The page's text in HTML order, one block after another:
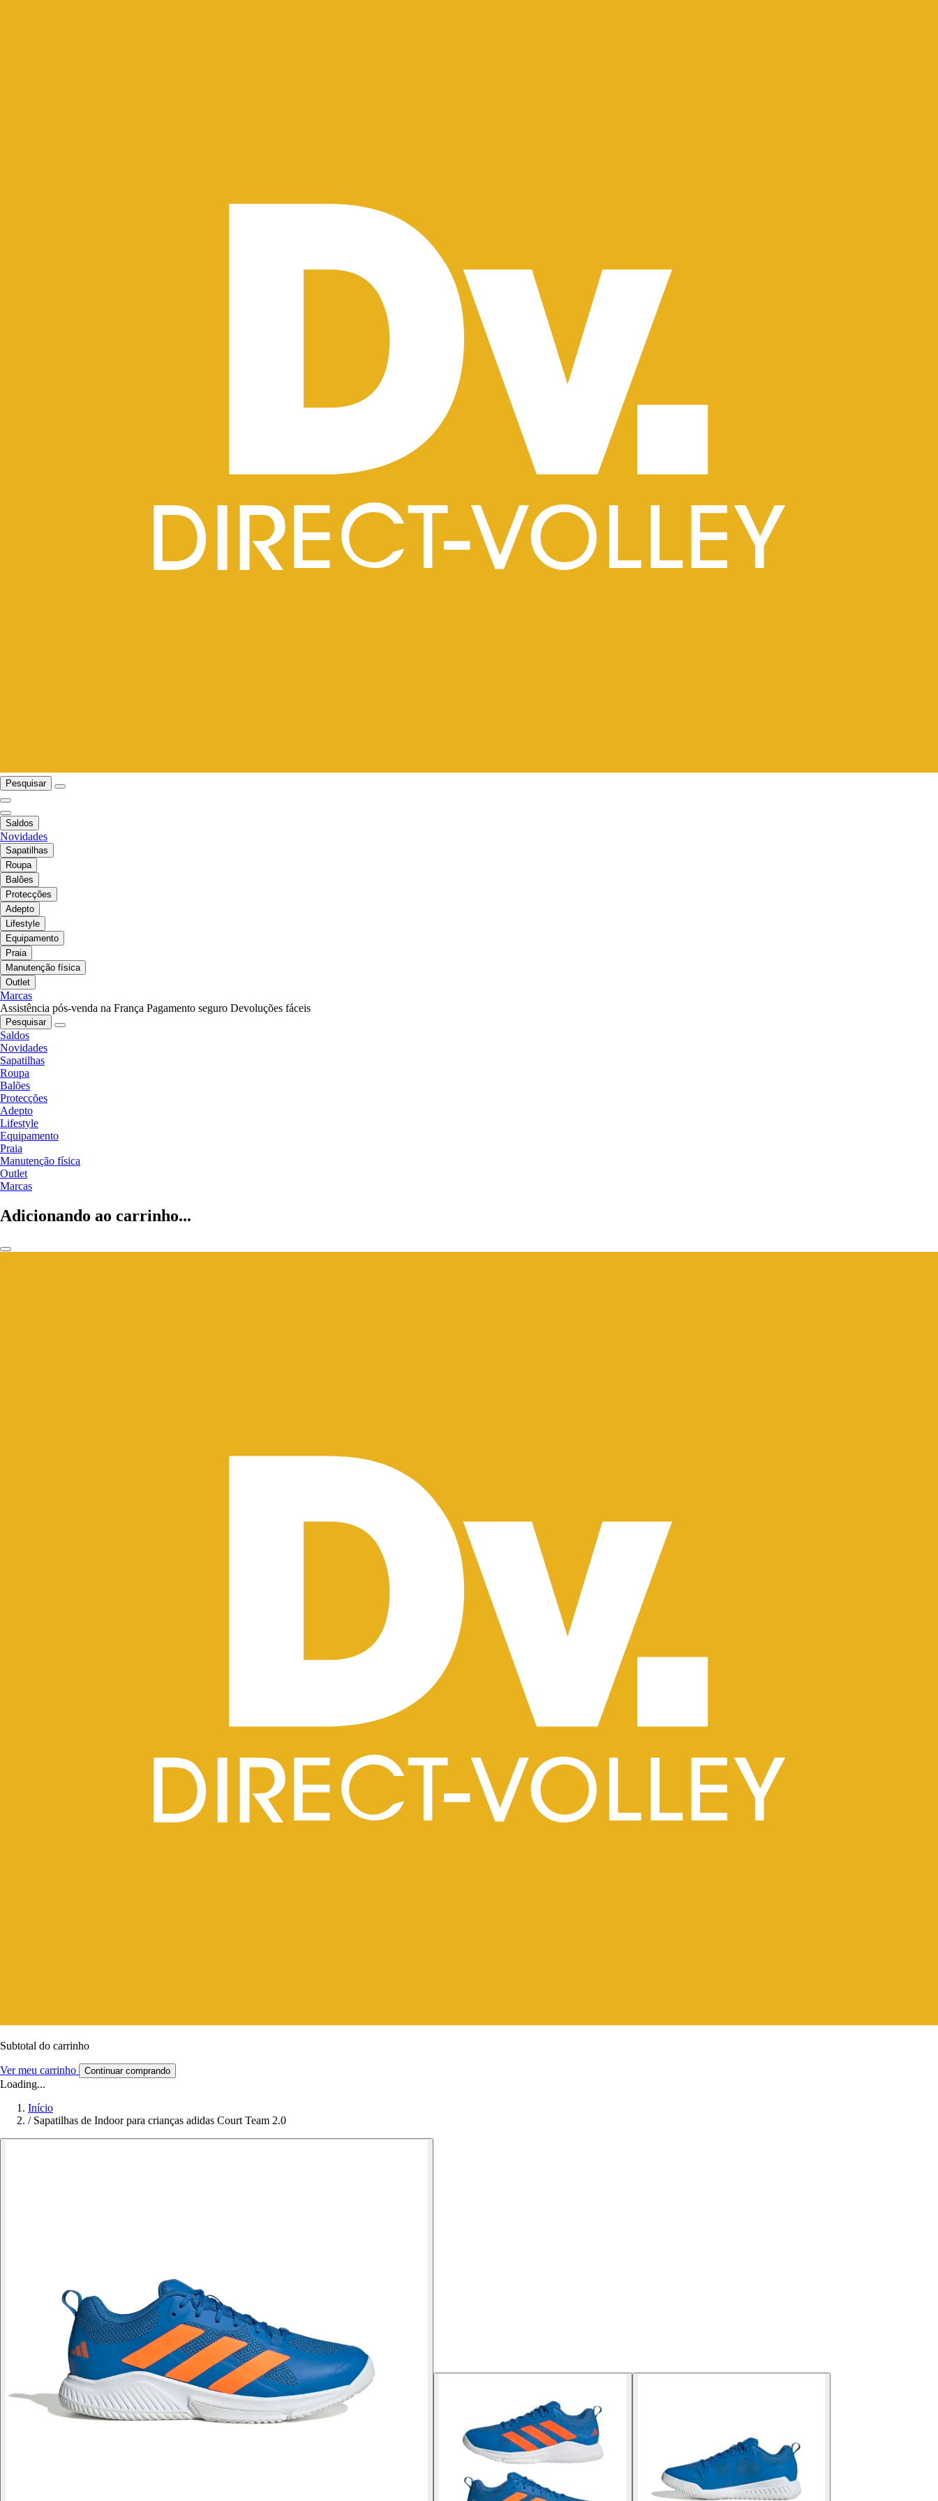
Pesquisar
Saldos
Novidades
Sapatilhas
Roupa
Balões
Protecções
Adepto
Lifestyle
Equipamento
Praia
Manutenção física
Outlet
Marcas
Assistência pós-venda na França Pagamento seguro Devoluções fáceis
Pesquisar
Saldos
Novidades
Sapatilhas
Roupa
Balões
Protecções
Adepto
Lifestyle
Equipamento
Praia
Manutenção física
Outlet
Marcas
Adicionando ao carrinho...
Subtotal do carrinho
Ver meu carrinho Continuar comprando
Loading...
Início
/ Sapatilhas de Indoor para crianças adidas Court Team 2.0